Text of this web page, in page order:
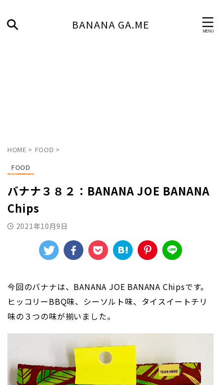
BANANA GA.ME
HOME > FOOD >
FOOD
バナナ３８２：BANANA JOE BANANA
Chips
2021年10月9日
今回のバナナは、BANANA JOE BANANA Chipsです。
ヒッコリーBBQ味、シーソルト味、タイスイートチリ
味の３つの味が揃いました。